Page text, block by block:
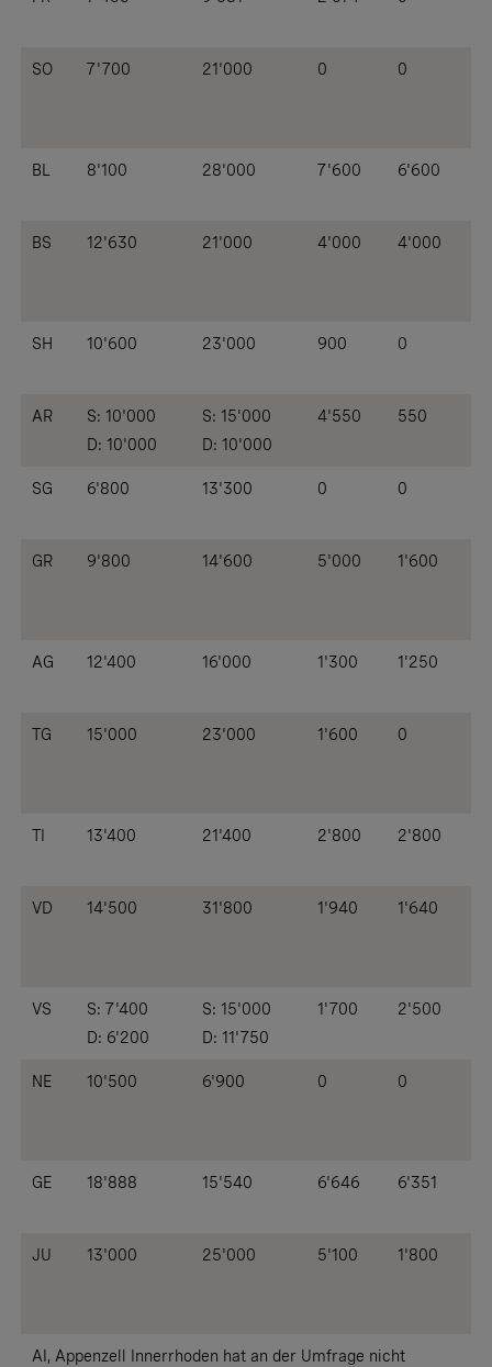
SO 7'700 21'000 0 0
BL 8'100 28'000 7'600 6'600
BS 12'630 21'000 4'000 4'000
SH 10'600 23'000 900 0
AR
S: 10'000
D: 10'000
S: 15'000
D: 10'000
4'550 550
SG 6'800 13'300 0 0
GR 9'800 14'600 5'000 1'600
AG 12'400 16'000 1'300 1'250
TG 15'000 23'000 1'600 0
TI 13'400 21'400 2'800 2'800
VD 14'500 31'800 1'940 1'640
VS
S: 7'400
D: 6'200
S: 15'000
D: 11'750
1'700 2'500
NE 10'500 6'900 0 0
GE 18'888 15'540 6'646 6'351
JU 13'000 25'000 5'100 1'800
AI, Appenzell Innerrhoden hat an der Umfrage nicht